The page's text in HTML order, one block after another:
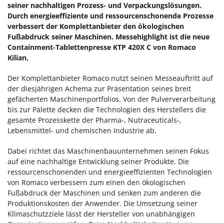
seiner nachhaltigen Prozess- und Verpackungslösungen.
Durch energieeffiziente und ressourcenschonende Prozesse
verbessert der Komplettanbieter den ökologischen
Fußabdruck seiner Maschinen. Messehighlight ist die neue
Containment-Tablettenpresse KTP 420X C von Romaco
Kilian.
Der Komplettanbieter Romaco nutzt seinen Messeauftritt auf
der diesjährigen Achema zur Präsentation seines breit
gefächerten Maschinenportfolios. Von der Pulververarbeitung
bis zur Palette decken die Technologien des Herstellers die
gesamte Prozesskette der Pharma-, Nutraceuticals-,
Lebensmittel- und chemischen Industrie ab.
Dabei richtet das Maschinenbauunternehmen seinen Fokus
auf eine nachhaltige Entwicklung seiner Produkte. Die
ressourcenschonenden und energieeffizienten Technologien
von Romaco verbessern zum einen den ökologischen
Fußabdruck der Maschinen und senken zum anderen die
Produktionskosten der Anwender. Die Umsetzung seiner
Klimaschutzziele lässt der Hersteller von unabhängigen